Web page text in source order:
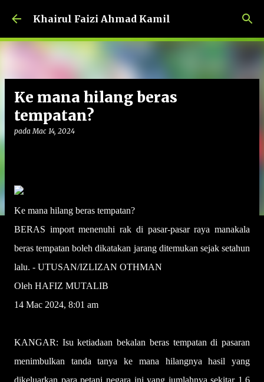
Langkau ke kandungan utama
Khairul Faizi Ahmad Kamil
Ke mana hilang beras
tempatan?
padaMac 14, 2024
Ke mana hilang beras tempatan?
BERAS import menenuhi rak di pasar-pasar raya manakala
beras tempatan boleh dikatakan jarang ditemukan sejak setahun
lalu. - UTUSAN/IZLIZAN OTHMAN
Oleh HAFIZ MUTALIB
14 Mac 2024, 8:01 am
KANGAR: Isu ketiadaan bekalan beras tempatan di pasaran
menimbulkan tanda tanya ke mana hilangnya hasil yang
dikeluarkan para petani negara ini yang jumlahnya sekitar 1.6